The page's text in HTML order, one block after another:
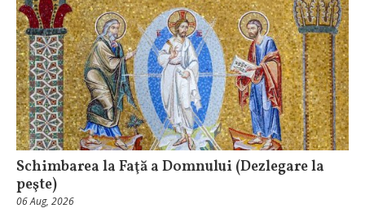
Schimbarea la Faţă a Domnului (Dezlegare la
peşte)
06 Aug, 2026